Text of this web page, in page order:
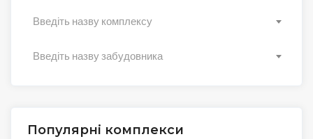
Введіть назву комплексу
Введіть назву забудовника
Популярні комплекси